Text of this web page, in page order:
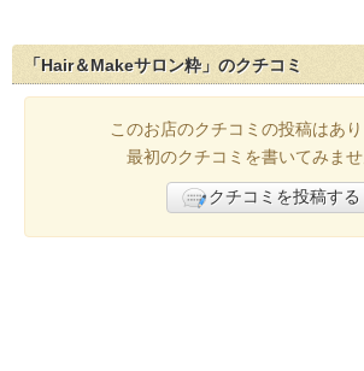
「Hair＆Makeサロン粋」のクチコミ
このお店のクチコミの投稿はあり
最初のクチコミを書いてみませ
クチコミを投稿する